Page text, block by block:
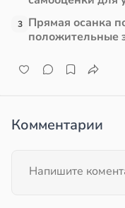
3 Прямая осанка
положительные
Комментарии